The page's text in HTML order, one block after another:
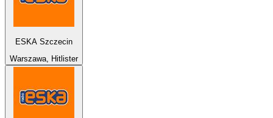
ESKA Szczecin
Warszawa, Hitlister